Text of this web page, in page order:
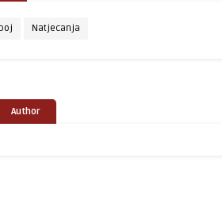
Natjecanja
Author